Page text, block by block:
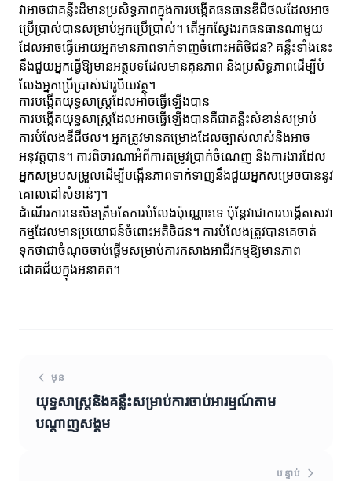
វាអាចជាគន្លឹះដ៏មានប្រសិទ្ធភាពក្នុងការបង្កើតធនធានឌីជីថលដែលអាច
ប្រើប្រាស់បានសម្រាប់អ្នកប្រើប្រាស់។ តើអ្នកស្វែងរកធនធានណាមួយ
ដែលអាចធ្វើអោយអ្នកមានភាពទាក់ទាញចំពោះអតិថិជន? គន្លឹះទាំងនេះ
នឹងជួយអ្នកធ្វើឱ្យមានអត្ថបទដែលមានគុនភាព និងប្រសិទ្ធភាពដើម្បីបំ
លែងអ្នកប្រើប្រាស់ជារូបិយវត្ថុ។
ការបង្កើតយុទ្ធសាស្ត្រដែលអាចធ្វើឡើងបាន
ការបង្កើតយុទ្ធសាស្ត្រដែលអាចធ្វើឡើងបានគឺជាគន្លឹះសំខាន់សម្រាប់
ការបំលែងឌីជីថល។ អ្នកត្រូវមានគម្រោងដែលច្បាស់លាស់និងអាច
អនុវត្តបាន។ ការពិចារណាអំពីការតម្រូវប្រាក់ចំណេញ និងការងារដែល
អ្នកសម្របសម្រួលដើម្បីបង្កើនភាពទាក់ទាញនឹងជួយអ្នកសម្រេចបាននូវ
គោលដៅសំខាន់ៗ។
ដំណើរការនេះមិនត្រឹមតែការបំលែងប៉ុណ្ណោះទេ ប៉ុន្តែវាជាការបង្កើតសេវា
កម្មដែលមានប្រយោជន៍ចំពោះអតិថិជន។ ការបំលែងត្រូវបានគេចាត់
ទុកថាជាចំណុចចាប់ផ្តើមសម្រាប់ការកសាងអាជីវកម្មឱ្យមានភាព
ជោគជ័យក្នុងអនាគត។
មុន
យុទ្ធសាស្ត្រនិងគន្លឹះសម្រាប់ការចាប់អារម្មណ៍តាម
បណ្ដាញសង្គម
បន្ទាប់